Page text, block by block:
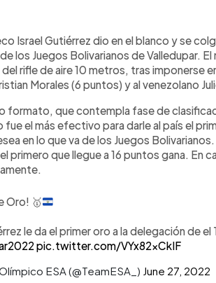
Israel Gutiérrez dio en el blanco y se
los Juegos Bolivarianos de Valledupar. El
rifle de aire 10 metros, tras imponerse
Morales (6 puntos) y al venezolano
formato, que contempla fase de
el más efectivo para darle al país el
en lo que va de los Juegos
primero que llegue a 16 puntos gana. En
Oro! 🥇
le da el primer oro a la delegación de el
pic.twitter.com/VYx82xCkIF
ESA (@TeamESA_) June 27, 2022